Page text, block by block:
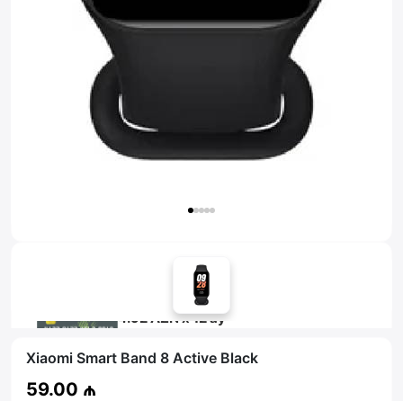
Xiaomi Smart Band 8 Active Black
59.00 ₼
️ İndi al Səbətə at
Pulsuz çatdırılma
Məsləhət al
4.92 AZN x 12 ay